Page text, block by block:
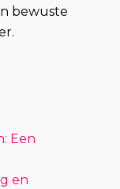
bewuste
Een
en